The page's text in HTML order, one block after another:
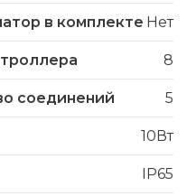
в комплекте Нет
8
соединений 5
10Вт
IP65